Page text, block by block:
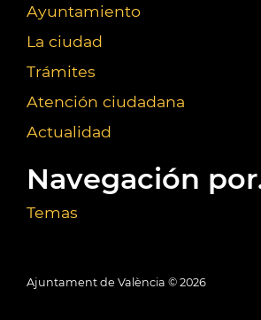
Ayuntamiento
La ciudad
Trámites
Atención ciudadana
Actualidad
Navegación
Temas
Ajuntament de València © 2026